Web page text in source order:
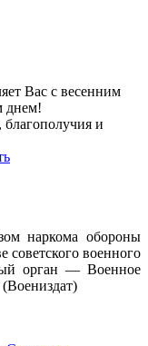
Вас с весенним
днем!
и
наркома обороны
военного
орган — Военное